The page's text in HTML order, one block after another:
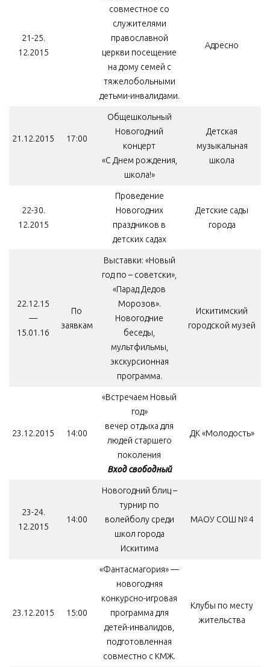
Независимая оценка качества
21-25.
12.2015
совместное со
служителями
православной
церкви посещение
на дому семей с
тяжелобольными
детьми-инвалидами.
Адресно
21.12.2015 17:00
Общешкольный
Новогодний
концерт
«С Днем рождения,
школа!»
Детская
музыкальная
школа
22-30.
12.2015
Проведение
Новогодних
праздников в
детских садах
Детские сады
города
22.12.15
—
15.01.16
По
заявкам
Выставки: «Новый
год по – советски»,
«Парад Дедов
Морозов».
Новогодние
беседы,
мультфильмы,
экскурсионная
программа.
Искитимский
городской музей
23.12.2015 14:00
«Встречаем Новый
год»
вечер отдыха для
людей старшего
поколения
Вход свободный
ДК «Молодость»
23-24.
12.2015
14:00
Новогодний блиц –
турнир по
волейболу среди
школ города
Искитима
МАОУ СОШ № 4
23.12.2015 15:00
«Фантасмагория» —
новогодняя
конкурсно-игровая
программа для
детей-инвалидов,
подготовленная
совместно с КМЖ.
Клубы по месту
жительства